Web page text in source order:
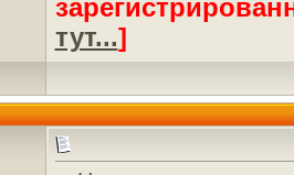
тут...]